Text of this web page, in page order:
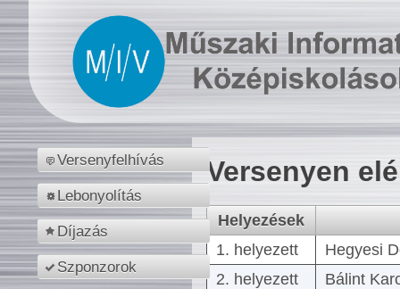
Versenyfelhívás
Lebonyolítás
Díjazás
Szponzorok
Versenyen
Helyezések
1. helyezett
Hegyesi
2. helyezett
Bálint